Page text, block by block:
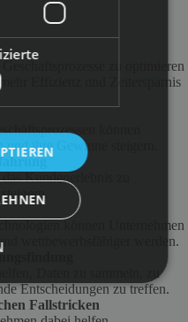
zu optimieren
Effizienz und Zeitersparnis
können
und ihre Gewinne steigern.
Kundenerlebnis zu
können Unternehmen
wettbewerbsfähiger werden.
Daten zu sammeln, zu
Entscheidungen zu treffen.
Fallstricken